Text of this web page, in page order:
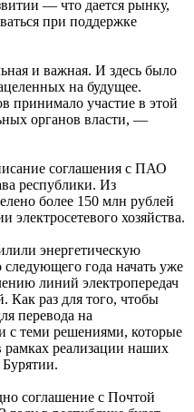
— что дается рынку,
при поддержке
и важная. И здесь было
на будущее.
принимало участие в этой
органов власти, —
соглашения с ПАО
республики. Из
более 150 млн рублей
электросетевого хозяйства.
энергетическую
года начать уже
линий электропередач
Как раз для того, чтобы
перевода на
с теми решениями, которые
реализации наших
соглашение с Почтой